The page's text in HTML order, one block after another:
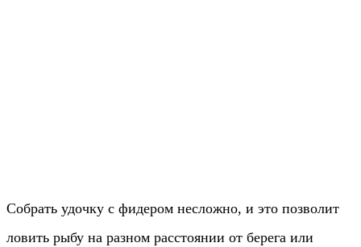
Собрать удочку с фидером несложно, и это позволит
ловить рыбу на разном расстоянии от берега или